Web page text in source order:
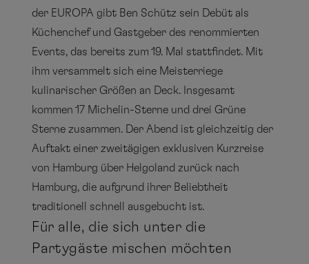
der EUROPA gibt Ben Schütz sein Debüt als
Küchenchef und Gastgeber des renommierten
Events, das bereits zum 19. Mal stattfindet. Mit
ihm versammelt sich eine Meisterriege
kulinarischer Größen an Deck. Insgesamt
kommen 17 Michelin-Sterne und drei Grüne
Sterne zusammen. Der Abend ist gleichzeitig der
Auftakt einer zweitägigen exklusiven Kurzreise
von Hamburg über Helgoland zurück nach
Hamburg, die aufgrund ihrer Beliebtheit
traditionell schnell ausgebucht ist.
Für alle, die sich unter die
Partygäste mischen möchten